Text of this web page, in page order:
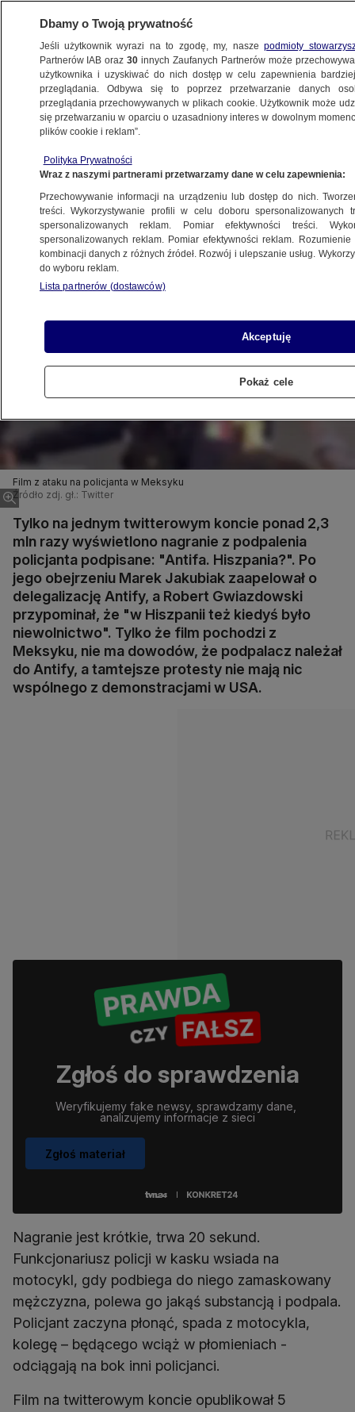
KONKRET24
ŚWIAT
na udział Antify
7.06.2020, 14:39
Udostępnij
Film z ataku na policjanta w Meksyku
Źródło zdj. gł.: Twitter
Tylko na jednym twitterowym koncie ponad 2,3
mln razy wyświetlono nagranie z podpalenia
policjanta podpisane: "Antifa. Hiszpania?". Po
jego obejrzeniu Marek Jakubiak zaapelował o
delegalizację Antify, a Robert Gwiazdowski
przypominał, że "w Hiszpanii też kiedyś było
niewolnictwo". Tylko że film pochodzi z
Meksyku, nie ma dowodów, że podpalacz należał
do Antify, a tamtejsze protesty nie mają nic
wspólnego z demonstracjami w USA.
Zgłoś do sprawdzenia
Weryfikujemy fake newsy, sprawdzamy dane,
analizujemy informacje z sieci
Zgłoś materiał
Nagranie jest krótkie, trwa 20 sekund.
Funkcjonariusz policji w kasku wsiada na
motocykl, gdy podbiega do niego zamaskowany
mężczyzna, polewa go jakąś substancją i podpala.
Policjant zaczyna płonąć, spada z motocykla,
kolegę – będącego wciąż w płomieniach -
odciągają na bok inni policjanci.
Film na twitterowym koncie opublikował 5
Dbamy o Twoją prywatność
Jeśli użytkownik wyrazi na to zgodę, my, naszepodmioty
Partnerów IAB oraz30 innych Zaufanych Partnerów może
użytkownika i uzyskiwać do nich dostęp w celu zapewnienia
przeglądania. Odbywa się to poprzez przetwarzanie danych
przeglądania przechowywanych w plikach cookie. Użytkownik może
się przetwarzaniu w oparciu o uzasadniony interes w dowolnym
plików cookie i reklam”.
Polityka Prywatności
Wraz z naszymi partnerami przetwarzamy dane w celu zapewnienia:
Przechowywanie informacji na urządzeniu lub dostęp do nich.
treści. Wykorzystywanie profili w celu doboru spersonalizowanych
spersonalizowanych reklam. Pomiar efektywności treści.
spersonalizowanych reklam. Pomiar efektywności reklam.
kombinacji danych z różnych źródeł. Rozwój i ulepszanie usług.
do wyboru reklam.
Lista partnerów (dostawców)
Akceptuję
Pokaż cele